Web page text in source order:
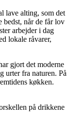
lave alting, som det
når de får lov
arbejder i dag
lokale råvarer,
gjort det moderne
urter fra naturen. På
køkken.
på drikkene